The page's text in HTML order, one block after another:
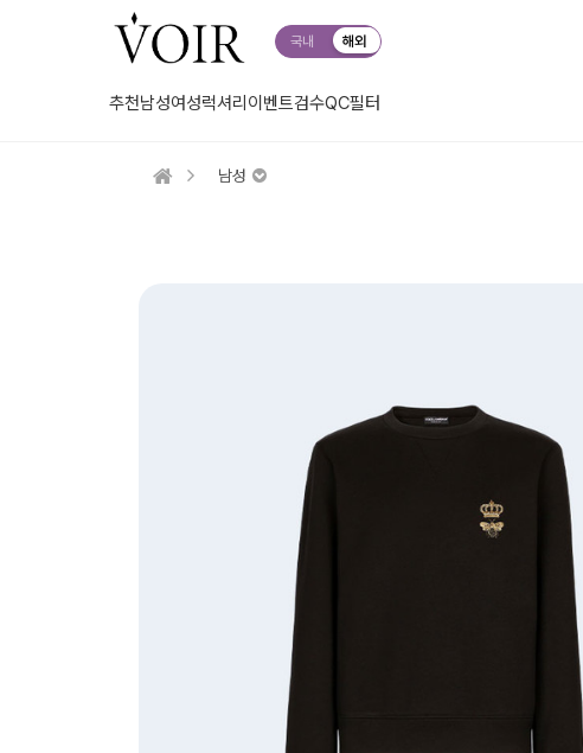
국내 해외
추천남성여성럭셔리 이벤트검수QC필터
남성